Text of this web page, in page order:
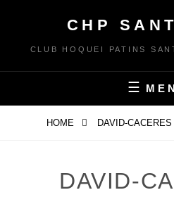
content
CHP
CLUB HOQUEI PATINS
HOME DAVID-CACERES
DAVID-